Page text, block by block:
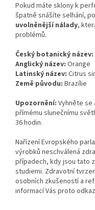
Pokud máte sklony k
špatně snášíte selhání,
uvolněnější nálady,
problémů.
Český botanický název:
Anglický název: Orange
Latinský název: Citrus
Země původu: Brazílie
Upozornění: Vyhněte se
přímému slunečnímu
36 hodin.
Nařízení Evropského
výrobků neschválená
případech, kdy jsou tato
studiemi. Zdravotní
osobních zkušeností a
informací Vás proto